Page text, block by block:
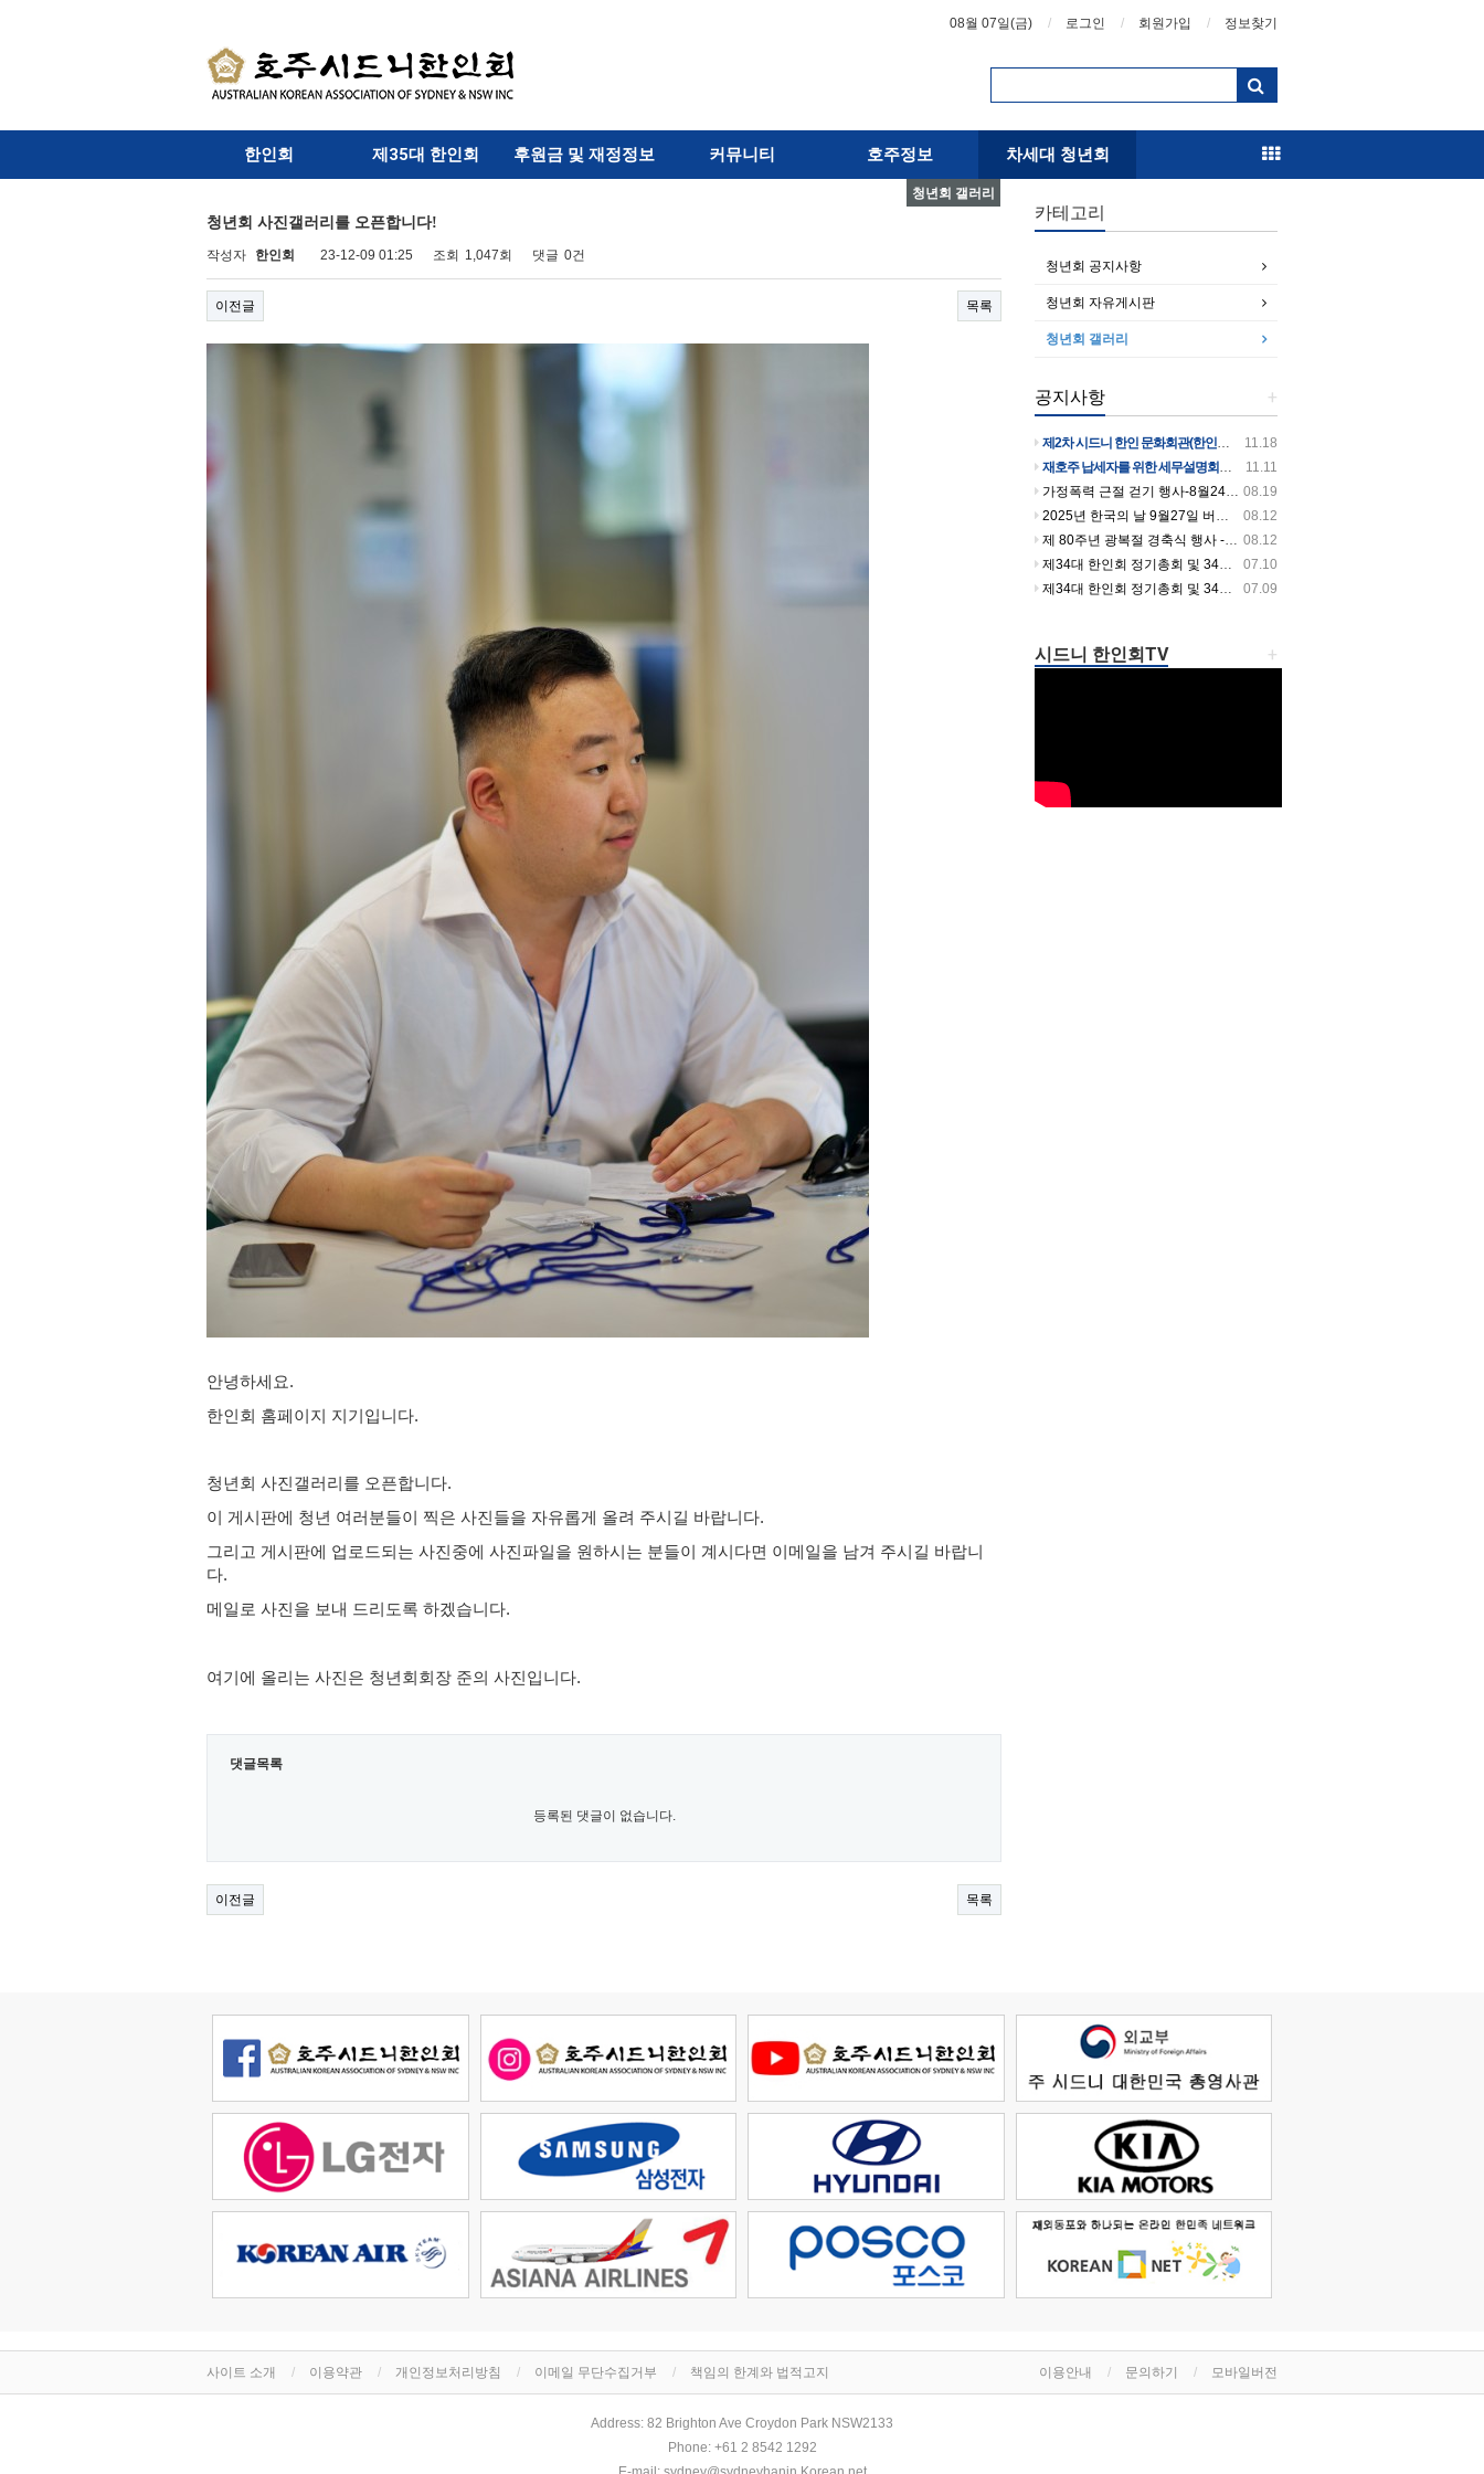
08월 07일(금) 로그인 회원가입 정보찾기
한인회 제35대 한인회 후원금 및 재정정보 커뮤니티 호주정보 차세대 청년회
청년회 갤러리
청년회 사진갤러리를 오픈합니다!
작성자 한인회 23-12-09 01:25 조회 1,047회 댓글 0건
이전글 목록
안녕하세요.
한인회 홈페이지 지기입니다.
청년회 사진갤러리를 오픈합니다.
이 게시판에 청년 여러분들이 찍은 사진들을 자유롭게 올려 주시길 바랍니다.
그리고 게시판에 업로드되는 사진중에 사진파일을 원하시는 분들이 계시다면 이메일을 남겨 주시길 바랍니
다.
메일로 사진을 보내 드리도록 하겠습니다.
여기에 올리는 사진은 청년회회장 준의 사진입니다.
댓글목록
등록된 댓글이 없습니다.
이전글 목록
카테고리
청년회 공지사항
청년회 자유게시판
청년회 갤러리
+
공지사항
11.18
제2차 시드니 한인 문화회관(한인회관)건립 후원의 날 행사 안내입니다
11.11
재호주 납세자를 위한 세무설명회를 개최합니다
08.19
가정폭력 근절 걷기 행사-8월24일 일요일 오전 9시~10시 30분까지 버우드파크에서 있습니다
08.12
2025년 한국의 날 9월27일 버우드파크에서 열립니다
08.12
제 80주년 광복절 경축식 행사 -셔틀버스 시간 안내
07.10
제34대 한인회 정기총회 및 34대 35대 회장 이취임식날 셔틀버스 운행합니다.
07.09
제34대 한인회 정기총회 및 34대 35대 회장 이취임식 개최!
+
시드니 한인회TV
사이트 소개 이용약관 개인정보처리방침 이메일 무단수집거부 책임의 한계와 법적고지 이용안내 문의하기 모바일버전
Address: 82 Brighton Ave Croydon Park NSW2133
Phone: +61 2 8542 1292